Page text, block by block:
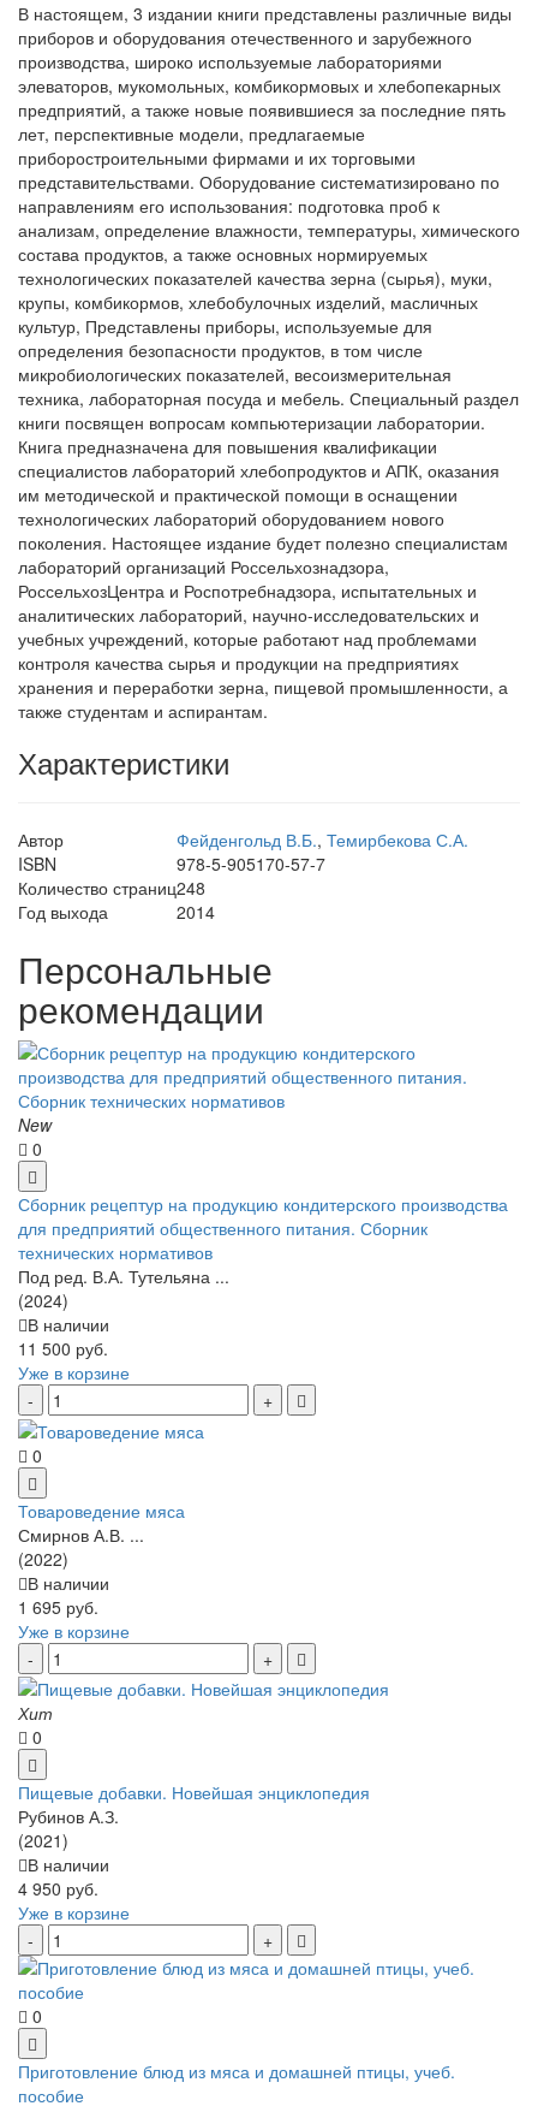
В настоящем, 3 издании книги представлены различные виды
приборов и оборудования отечественного и зарубежного
производства, широко используемые лабораториями
элеваторов, мукомольных, комбикормовых и хлебопекарных
предприятий, а также новые появившиеся за последние пять
лет, перспективные модели, предлагаемые
приборостроительными фирмами и их торговыми
представительствами. Оборудование систематизировано по
направлениям его использования: подготовка проб к
анализам, определение влажности, температуры, химического
состава продуктов, а также основных нормируемых
технологических показателей качества зерна (сырья), муки,
крупы, комбикормов, хлебобулочных изделий, масличных
культур, Представлены приборы, используемые для
определения безопасности продуктов, в том числе
микробиологических показателей, весоизмерительная
техника, лабораторная посуда и мебель. Специальный раздел
книги посвящен вопросам компьютеризации лаборатории.
Книга предназначена для повышения квалификации
специалистов лабораторий хлебопродуктов и АПК, оказания
им методической и практической помощи в оснащении
технологических лабораторий оборудованием нового
поколения. Настоящее издание будет полезно специалистам
лабораторий организаций Россельхознадзора,
РоссельхозЦентра и Роспотребнадзора, испытательных и
аналитических лабораторий, научно-исследовательских и
учебных учреждений, которые работают над проблемами
контроля качества сырья и продукции на предприятиях
хранения и переработки зерна, пищевой промышленности, а
также студентам и аспирантам.
Характеристики
Автор Фейденгольд В.Б., Темирбекова С.А.
ISBN
978-5-905170-57-7
Количество страниц248
Год выхода
2014
Персональные
рекомендации
New
0
Сборник рецептур на продукцию кондитерского производства
для предприятий общественного питания. Сборник
технических нормативов
Под ред. В.А. Тутельяна ...
(2024)
В наличии
11 500 руб.
Уже в корзине
0
Товароведение мяса
Смирнов А.В. ...
(2022)
В наличии
1 695 руб.
Уже в корзине
Хит
0
Пищевые добавки. Новейшая энциклопедия
Рубинов А.З.
(2021)
В наличии
4 950 руб.
Уже в корзине
0
Приготовление блюд из мяса и домашней птицы, учеб.
пособие